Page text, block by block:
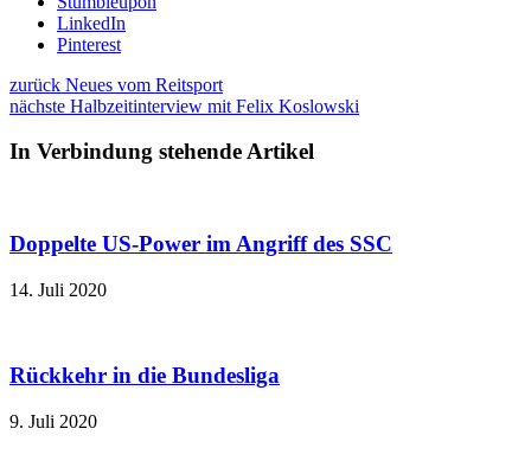
LinkedIn
Pinterest
zurück Neues vom Reitsport
nächste Halbzeitinterview mit Felix Koslowski
In Verbindung stehende Artikel
Doppelte US-Power im Angriff des SSC
14. Juli 2020
Rückkehr in die Bundesliga
9. Juli 2020